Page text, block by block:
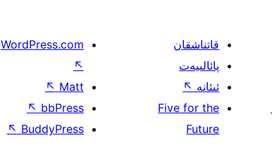
قاتناشقان
پائالىيەت
ئىئانە ↖
Five for the
Future
WordPress.com
↖
Matt
↖
bbPress
↖
BuddyPress
↖